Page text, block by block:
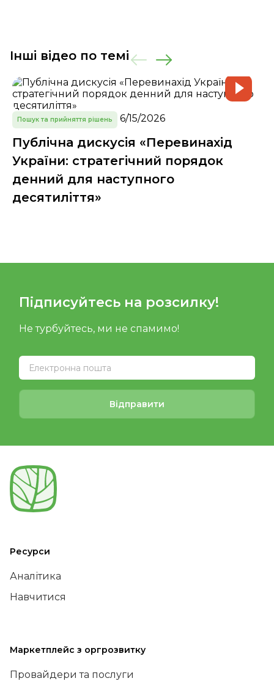
Інші відео по темі
Пошук та прийняття рішень 6/15/2026
Публічна дискусія «Перевинахід
України: стратегічний порядок
денний для наступного
десятиліття»
Підписуйтесь на розсилку!
Не турбуйтесь, ми не спамимо!
Відправити
Ресурси
Аналітика
Навчитися
Маркетплейс з оргрозвитку
Провайдери та послуги